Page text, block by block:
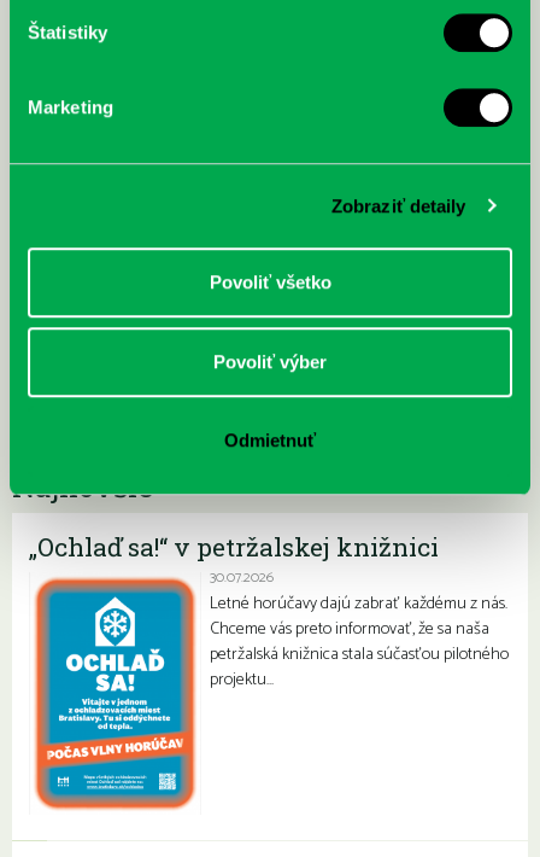
Štatistiky
Marketing
Zobraziť detaily
Povoliť všetko
Povoliť výber
Odmietnuť
Najnovšie
„Ochlaď sa!“ v petržalskej knižnici
30.07.2026
Letné horúčavy dajú zabrať každému z nás.
Chceme vás preto informovať, že sa naša
petržalská knižnica stala súčasťou pilotného
projektu…